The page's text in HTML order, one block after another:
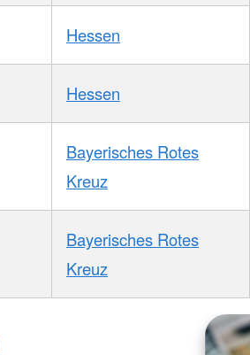
Hessen
Hessen
Bayerisches Rotes
Kreuz
Bayerisches Rotes
Kreuz